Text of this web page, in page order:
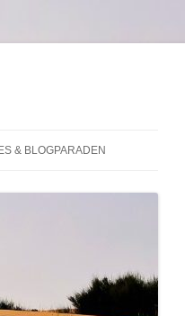
& BLOGPARADEN